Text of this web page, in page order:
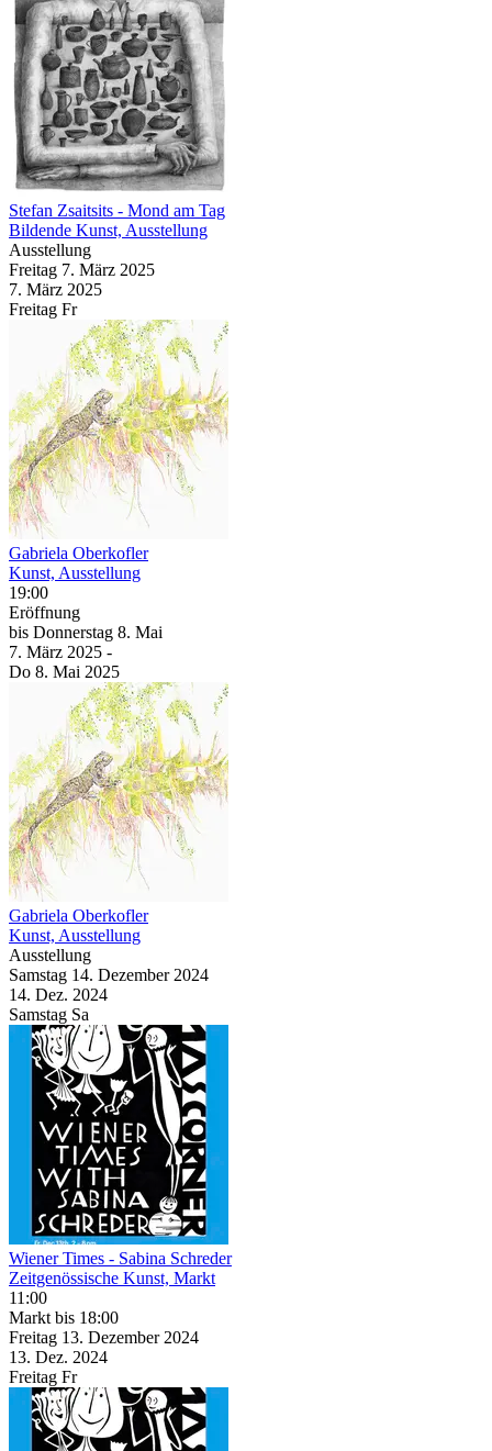
Stefan Zsaitsits - Mond am Tag
Bildende Kunst, Ausstellung
Ausstellung
Freitag 7. März 2025
7. März 2025
Freitag Fr
Gabriela Oberkofler
Kunst, Ausstellung
19:00
Eröffnung
bis Donnerstag 8. Mai
7. März 2025 -
Do 8. Mai 2025
Gabriela Oberkofler
Kunst, Ausstellung
Ausstellung
Samstag 14. Dezember 2024
14. Dez. 2024
Samstag Sa
Wiener Times - Sabina Schreder
Zeitgenössische Kunst, Markt
11:00
Markt bis 18:00
Freitag 13. Dezember 2024
13. Dez. 2024
Freitag Fr